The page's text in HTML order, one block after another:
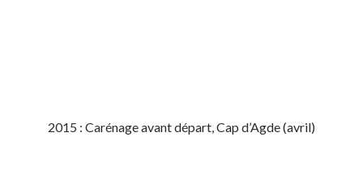
2015 : Carénage avant départ, Cap d’Agde (avril)